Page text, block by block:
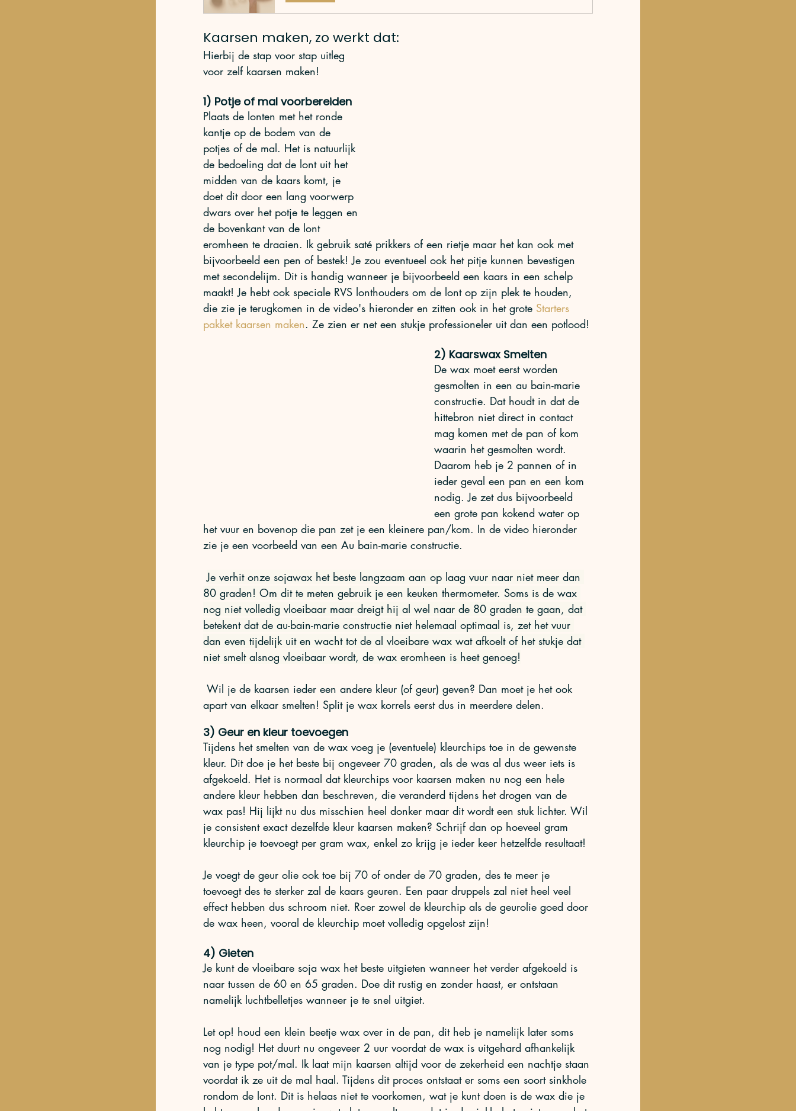
Kaarsen maken, zo werkt dat:
Hierbij de stap voor stap uitleg
voor zelf kaarsen maken!
1) Potje of mal voorbereiden
Plaats de lonten met het ronde
kantje op de bodem van de
potjes of de mal. Het is natuurlijk
de bedoeling dat de lont uit het
midden van de kaars komt, je
doet dit door een lang voorwerp
dwars over het potje te leggen en
de bovenkant van de lont
eromheen te draaien. Ik gebruik saté prikkers of een rietje maar het kan ook met
bijvoorbeeld een pen of bestek! Je zou eventueel ook het pitje kunnen bevestigen
met secondelijm. Dit is handig wanneer je bijvoorbeeld een kaars in een schelp
maakt! Je hebt ook speciale RVS lonthouders om de lont op zijn plek te houden,
die zie je terugkomen in de video's hieronder en zitten ook in het grote Starters
pakket kaarsen maken. Ze zien er net een stukje professioneler uit dan een potlood!
2) Kaarswax Smelten
De wax moet eerst worden
gesmolten in een au bain-marie
constructie. Dat houdt in dat de
hittebron niet direct in contact
mag komen met de pan of kom
waarin het gesmolten wordt.
Daarom heb je 2 pannen of in
ieder geval een pan en een kom
nodig. Je zet dus bijvoorbeeld
een grote pan kokend water op
het vuur en bovenop die pan zet je een kleinere pan/kom. In de video hieronder
zie je een voorbeeld van een Au bain-marie constructie.
Je verhit onze sojawax het beste langzaam aan op laag vuur naar niet meer dan
80 graden! Om dit te meten gebruik je een keuken thermometer. Soms is de wax
nog niet volledig vloeibaar maar dreigt hij al wel naar de 80 graden te gaan, dat
betekent dat de au-bain-marie constructie niet helemaal optimaal is, zet het vuur
dan even tijdelijk uit en wacht tot de al vloeibare wax wat afkoelt of het stukje dat
niet smelt alsnog vloeibaar wordt, de wax eromheen is heet genoeg!
apart van elkaar smelten! Split je wax korrels eerst dus in meerdere delen.
3) Geur en kleur toevoegen
Tijdens het smelten van de wax voeg je (eventuele) kleurchips toe in de gewenste
kleur. Dit doe je het beste bij ongeveer 70 graden, als de was al dus weer iets is
afgekoeld. Het is normaal dat kleurchips voor kaarsen maken nu nog een hele
andere kleur hebben dan beschreven, die veranderd tijdens het drogen van de
wax pas! Hij lijkt nu dus misschien heel donker maar dit wordt een stuk lichter. Wil
je consistent exact dezelfde kleur kaarsen maken? Schrijf dan op hoeveel gram
kleurchip je toevoegt per gram wax, enkel zo krijg je ieder keer hetzelfde resultaat!
Je voegt de geur olie ook toe bij 70 of onder de 70 graden, des te meer je
toevoegt des te sterker zal de kaars geuren. Een paar druppels zal niet heel veel
effect hebben dus schroom niet. Roer zowel de kleurchip als de geurolie goed door
de wax heen, vooral de kleurchip moet volledig opgelost zijn!
4) Gieten
Je kunt de vloeibare soja wax het beste uitgieten wanneer het verder afgekoeld is
naar tussen de 60 en 65 graden. Doe dit rustig en zonder haast, er ontstaan
namelijk luchtbelletjes wanneer je te snel uitgiet.
Let op! houd een klein beetje wax over in de pan, dit heb je namelijk later soms
nog nodig! Het duurt nu ongeveer 2 uur voordat de wax is uitgehard afhankelijk
van je type pot/mal. Ik laat mijn kaarsen altijd voor de zekerheid een nachtje staan
voordat ik ze uit de mal haal. Tijdens dit proces ontstaat er soms een soort sinkhole
rondom de lont. Dit is helaas niet te voorkomen, wat je kunt doen is de wax die je